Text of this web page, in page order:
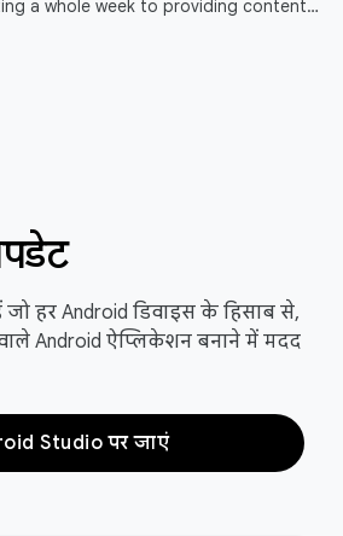
a whole week to providing content
हर Android डिवाइस के हिसाब से,
Android ऐप्लिकेशन बनाने में मदद
Studio पर जाएं